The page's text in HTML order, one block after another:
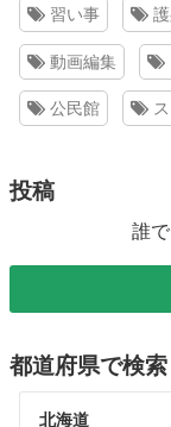
習い事
動画編集
公民館
投稿
誰
都道府県で検索
北海道